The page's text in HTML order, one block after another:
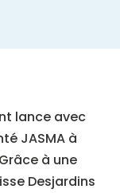
lance avec
JASMA à
à une
Desjardins